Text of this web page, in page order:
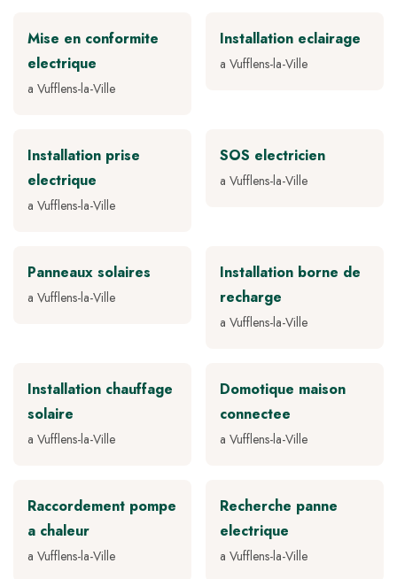
Mise en conformite
electrique
a Vufflens-la-Ville
Installation eclairage
a Vufflens-la-Ville
Installation prise
electrique
a Vufflens-la-Ville
SOS electricien
a Vufflens-la-Ville
Panneaux solaires
a Vufflens-la-Ville
Installation borne de
recharge
a Vufflens-la-Ville
Installation chauffage
solaire
a Vufflens-la-Ville
Domotique maison
connectee
a Vufflens-la-Ville
Raccordement pompe
a chaleur
a Vufflens-la-Ville
Recherche panne
electrique
a Vufflens-la-Ville